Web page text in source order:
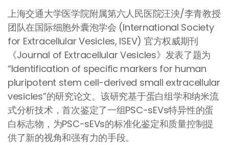
上海交通大学医学院附属第六人民医院汪泱/李青教授
团队在国际细胞外囊泡学会 (International Society
for Extracellular Vesicles, ISEV) 官方权威期刊
《Journal of Extracellular Vesicles》发表了题为
“Identification of specific markers for human
pluripotent stem cell-derived small extracellular
vesicles”的研究论文。该研究基于蛋白组学和纳米流
式分析技术，首次鉴定了一组PSC-sEVs特异性的蛋
白标志物，为PSC-sEVs的标准化鉴定和质量控制提
供了新的视角和强有力的手段。